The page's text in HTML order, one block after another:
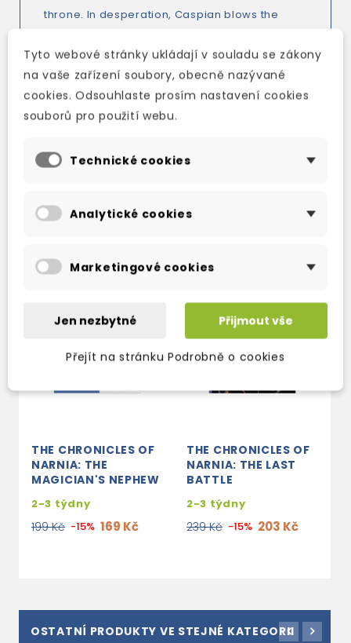
throne. In desperation, Caspian blows the
Edmund in Narnia's hour of need. This is the
fourth adventure in the exciting Chronicles of
Narnia.
THE CHRONICLES OF
NARNIA: THE
MAGICIAN'S NEPHEW
2-3 týdny
199 Kč -15% 169 Kč
THE CHRONICLES OF
NARNIA: THE LAST
BATTLE
2-3 týdny
239 Kč -15% 203 Kč
OSTATNÍ PRODUKTY VE STEJNÉ KATEGORII
Tyto webové stránky ukládají v souladu se zákony
na vaše zařízení soubory, obecně nazývané
cookies. Odsouhlaste prosím nastavení cookies
souborů pro použití webu.
Technické cookies
Analytické cookies
Marketingové cookies
Jen nezbytné Přijmout vše
Přejít na stránku Podrobně o cookies